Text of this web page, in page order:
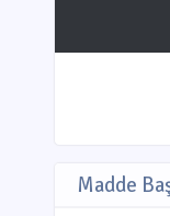
Madde